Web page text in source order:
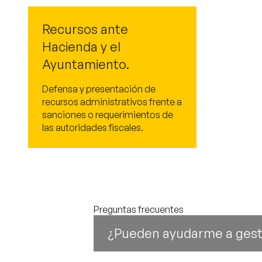
Recursos ante
Hacienda y el
Ayuntamiento.
Defensa y presentación de
recursos administrativos frente a
sanciones o requerimientos de
las autoridades fiscales.
Preguntas frecuentes
¿Pueden ayudarme a